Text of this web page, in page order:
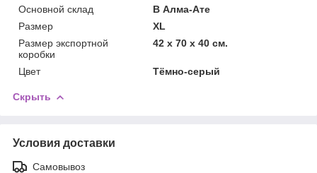
Основной склад
В Алма-Ате
Размер
XL
Размер экспортной
коробки
42 x 70 x 40 см.
Цвет Тёмно-серый
Скрыть
Условия доставки
Самовывоз